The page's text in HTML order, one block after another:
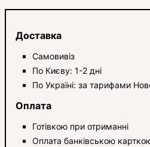
Доставка
Самовивіз
По Києву: 1-2 дні
По Україні: за тарифами
Оплата
Готівкою при отриманні
Оплата банківською